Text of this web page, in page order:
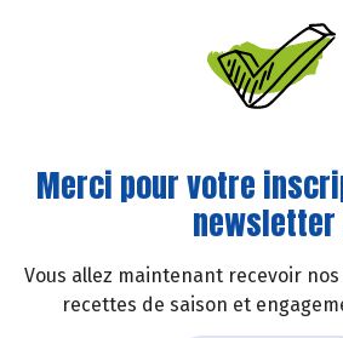
Merci pour votre
newsletter
Vous allez maintenant recevoir
recettes de saison et